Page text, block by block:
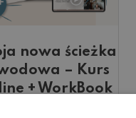
nowa ścieżka
– Kurs
+ WorkBook